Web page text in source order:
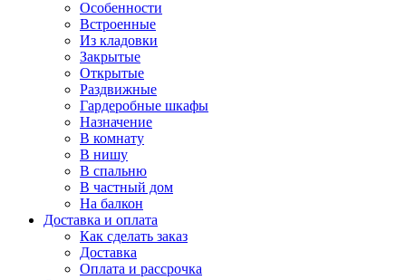
Особенности
Встроенные
Из кладовки
Закрытые
Открытые
Раздвижные
Гардеробные шкафы
Назначение
В комнату
В нишу
В спальню
В частный дом
На балкон
Доставка и оплата
Как сделать заказ
Доставка
Оплата и рассрочка